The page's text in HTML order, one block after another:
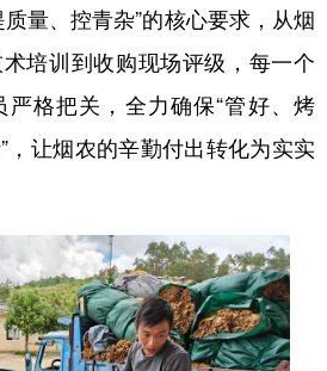
量、控青杂”的核心要求，从烟
培训到收购现场评级，每一个
格把关，全力确保“管好、烤
，让烟农的辛勤付出转化为实实